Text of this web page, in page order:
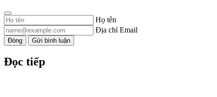
Họ tên
Địa chỉ Email
Đóng Gửi bình luận
Đọc tiếp